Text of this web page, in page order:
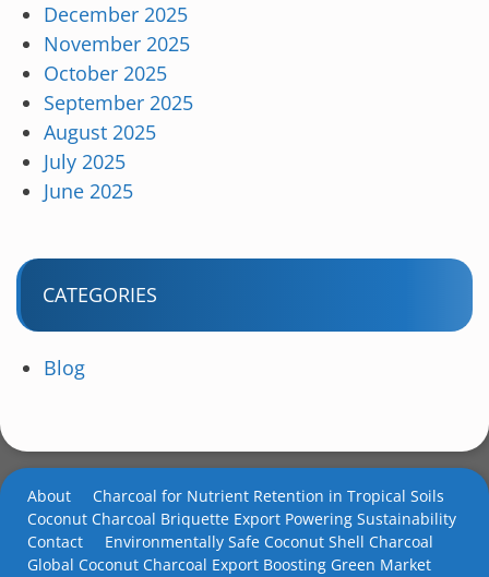
December 2025
November 2025
October 2025
September 2025
August 2025
July 2025
June 2025
CATEGORIES
Blog
About
Charcoal for Nutrient Retention in Tropical Soils
Coconut Charcoal Briquette Export Powering Sustainability
Contact
Environmentally Safe Coconut Shell Charcoal
Global Coconut Charcoal Export Boosting Green Market